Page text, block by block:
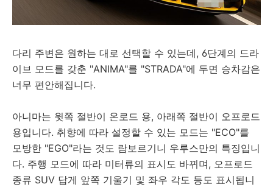
다리 주변은 원하는 대로 선택할 수 있는데, 6단계의 드라
이브 모드를 갖춘 "ANIMA"를 "STRADA"에 두면 승차감은
너무 편안해집니다.
아니마는 윗쪽 절반이 온로드 용, 아래쪽 절반이 오프로드
용입니다. 취향에 따라 설정할 수 있는 모드는 "ECO"를
모방한 "EGO"라는 것도 람보르기니 우루스만의 특징입니
다. 주행 모드에 따라 미터류의 표시도 바뀌며, 오프로드
종류 SUV 답게 앞쪽 기울기 및 좌우 각도 등도 표시됩니